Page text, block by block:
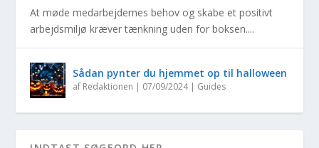
At møde medarbejdernes behov og skabe et positivt
arbejdsmiljø kræver tænkning uden for boksen....
Sådan pynter du hjemmet op til halloween
af Redaktionen | 07/09/2024| Guides